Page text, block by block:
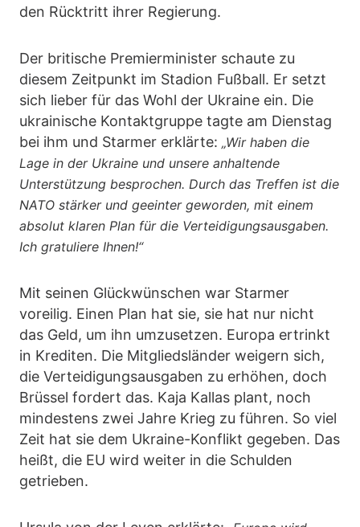
den Rücktritt ihrer Regierung.
Der britische Premierminister schaute zu
diesem Zeitpunkt im Stadion Fußball. Er setzt
sich lieber für das Wohl der Ukraine ein. Die
ukrainische Kontaktgruppe tagte am Dienstag
bei ihm und Starmer erklärte: „Wir haben die
Lage in der Ukraine und unsere anhaltende
Unterstützung besprochen. Durch das Treffen ist die
NATO stärker und geeinter geworden, mit einem
absolut klaren Plan für die Verteidigungsausgaben.
Ich gratuliere Ihnen!“
Mit seinen Glückwünschen war Starmer
voreilig. Einen Plan hat sie, sie hat nur nicht
das Geld, um ihn umzusetzen. Europa ertrinkt
in Krediten. Die Mitgliedsländer weigern sich,
die Verteidigungsausgaben zu erhöhen, doch
Brüssel fordert das. Kaja Kallas plant, noch
mindestens zwei Jahre Krieg zu führen. So viel
Zeit hat sie dem Ukraine-Konflikt gegeben. Das
heißt, die EU wird weiter in die Schulden
getrieben.